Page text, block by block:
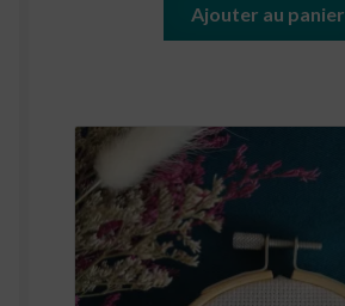
Ajouter au panier